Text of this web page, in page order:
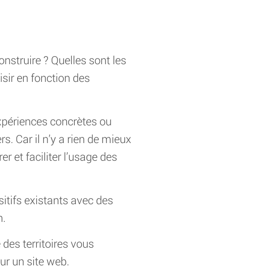
? Quelles sont les
en fonction des
concrètes ou
Car il n’y a rien de mieux
et faciliter l’usage des
existants avec des
territoires vous
un site web.